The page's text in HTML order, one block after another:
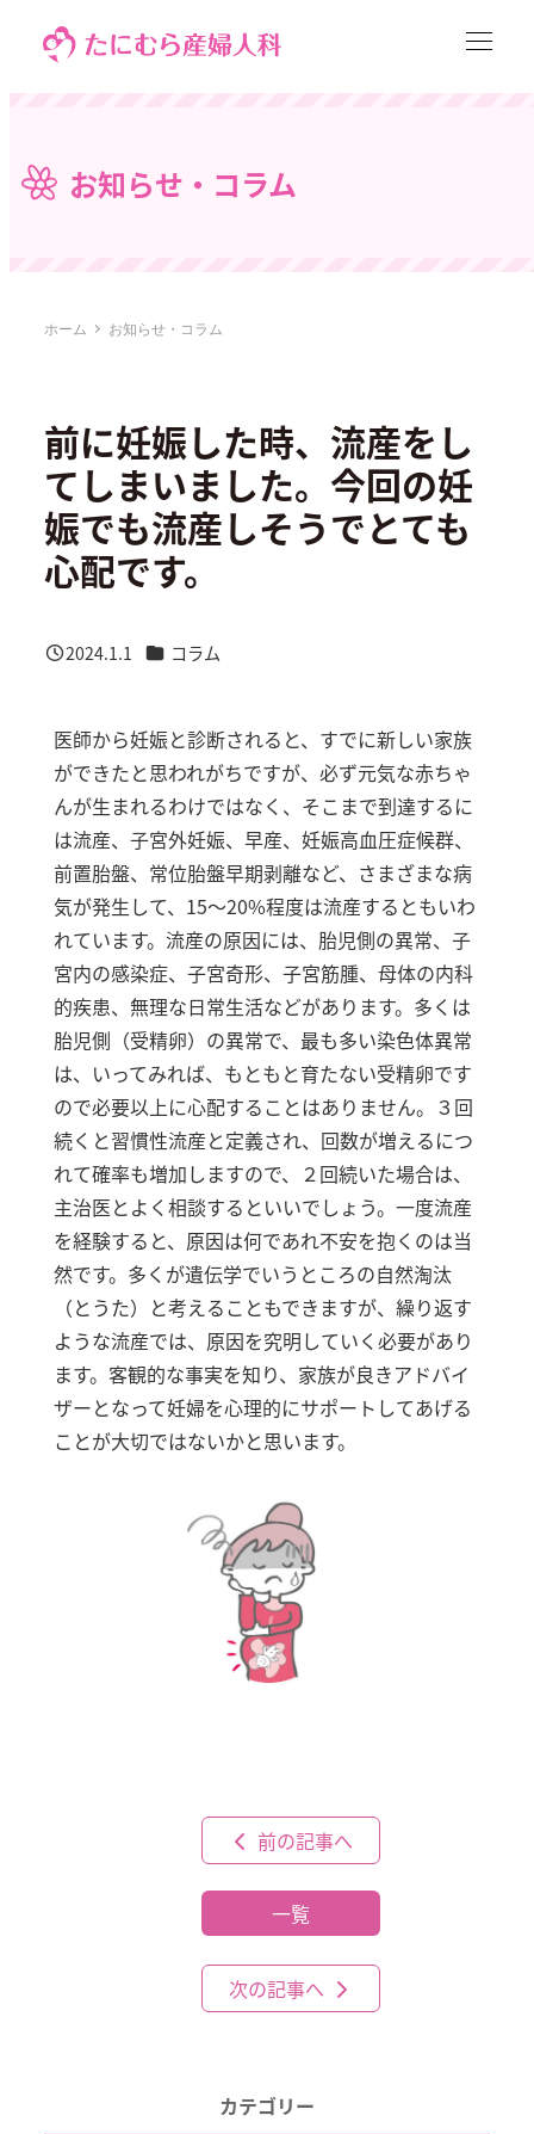
ン
テ
お知らせ・コラム
ホーム お知らせ・コラム
前に妊娠した時、流産をし
てしまいました。今回の妊
娠でも流産しそうでとても
心配です。
投稿日
2024.1.1 カテゴリー
コラム
医師から妊娠と診断されると、すでに新しい家族
ができたと思われがちですが、必ず元気な赤ちゃ
んが生まれるわけではなく、そこまで到達するに
は流産、子宮外妊娠、早産、妊娠高血圧症候群、
前置胎盤、常位胎盤早期剥離など、さまざまな病
気が発生して、15～20%程度は流産するともいわ
れています。流産の原因には、胎児側の異常、子
宮内の感染症、子宮奇形、子宮筋腫、母体の内科
的疾患、無理な日常生活などがあります。多くは
胎児側（受精卵）の異常で、最も多い染色体異常
は、いってみれば、もともと育たない受精卵です
ので必要以上に心配することはありません。３回
続くと習慣性流産と定義され、回数が増えるにつ
れて確率も増加しますので、２回続いた場合は、
主治医とよく相談するといいでしょう。一度流産
を経験すると、原因は何であれ不安を抱くのは当
然です。多くが遺伝学でいうところの自然淘汰
（とうた）と考えることもできますが、繰り返す
ような流産では、原因を究明していく必要があり
ます。客観的な事実を知り、家族が良きアドバイ
ザーとなって妊婦を心理的にサポートしてあげる
ことが大切ではないかと思います。
前の記事へ
一覧
次の記事へ
カテゴリー